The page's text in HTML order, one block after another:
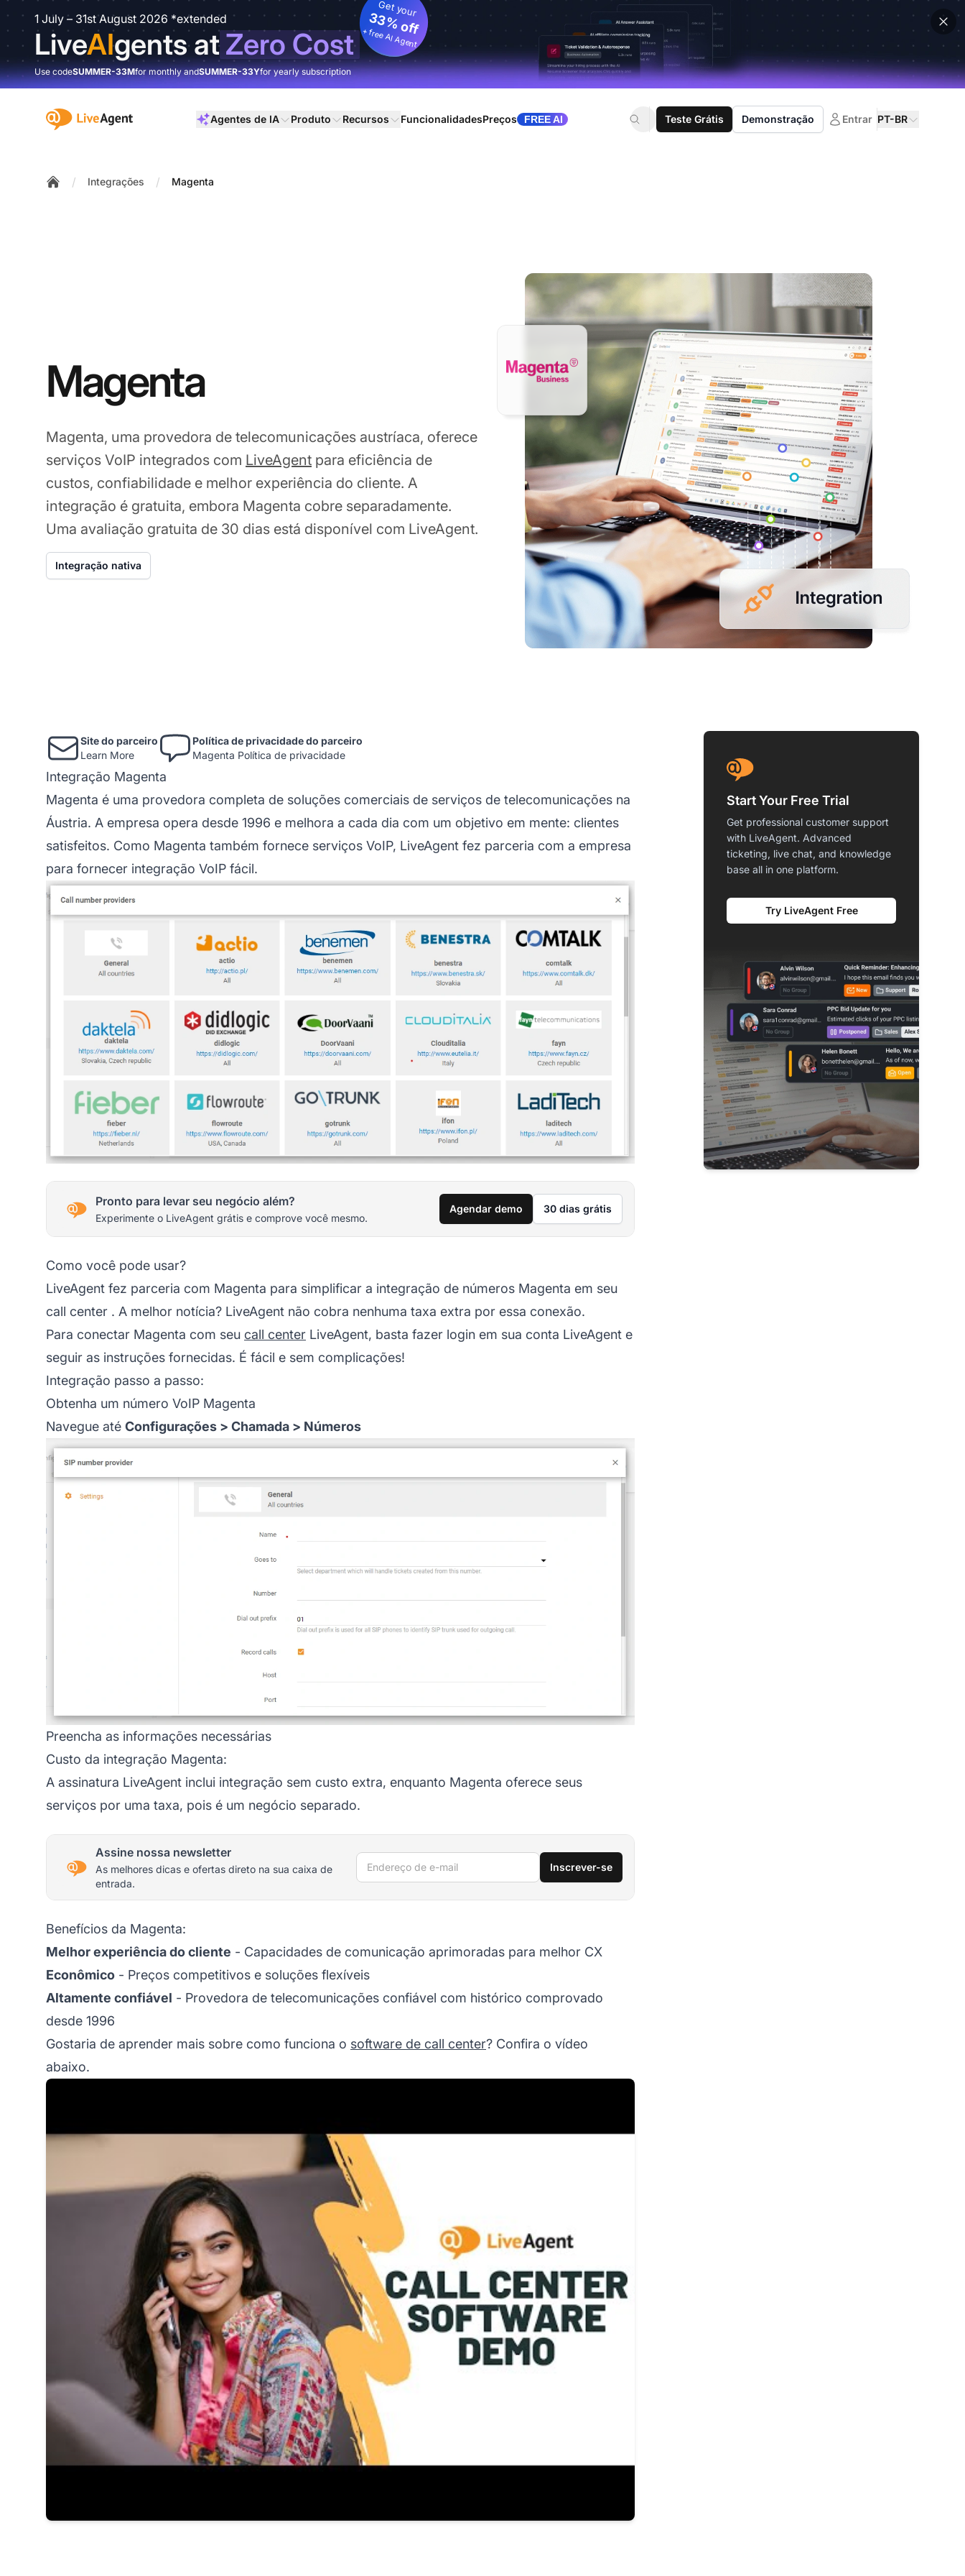
1 July – 31st August 2026 *extended
LiveAIgents atZero Cost
Get your
33% off
+ free AI Agent
Use codeSUMMER-33Mfor monthly andSUMMER-33Yfor yearly subscription
:site.title Agentes de IA Produto Recursos FuncionalidadesPreços FREE AI Teste Grátis Demonstração Entrar PT-BR
/ Integrações / Magenta
Magenta
Magenta, uma provedora de telecomunicações austríaca, oferece
serviços VoIP integrados com LiveAgent para eficiência de
custos, confiabilidade e melhor experiência do cliente. A
integração é gratuita, embora Magenta cobre separadamente.
Uma avaliação gratuita de 30 dias está disponível com LiveAgent.
Integração nativa
Site do parceiro
Learn More
Política de privacidade do parceiro
Magenta Política de privacidade
Integração Magenta
Magenta é uma provedora completa de soluções comerciais de serviços de telecomunicações na
Áustria. A empresa opera desde 1996 e melhora a cada dia com um objetivo em mente: clientes
satisfeitos. Como Magenta também fornece serviços VoIP, LiveAgent fez parceria com a empresa
para fornecer integração VoIP fácil.
Pronto para levar seu negócio além?
Experimente o LiveAgent grátis e comprove você mesmo.
Agendar demo 30 dias grátis
Como você pode usar?
LiveAgent fez parceria com Magenta para simplificar a integração de números Magenta em seu
call center . A melhor notícia? LiveAgent não cobra nenhuma taxa extra por essa conexão.
Para conectar Magenta com seu call center LiveAgent, basta fazer login em sua conta LiveAgent e
seguir as instruções fornecidas. É fácil e sem complicações!
Integração passo a passo:
Obtenha um número VoIP Magenta
Navegue até Configurações > Chamada > Números
Preencha as informações necessárias
Custo da integração Magenta:
A assinatura LiveAgent inclui integração sem custo extra, enquanto Magenta oferece seus
serviços por uma taxa, pois é um negócio separado.
Assine nossa newsletter
As melhores dicas e ofertas direto na sua caixa de
entrada.
Endereço de e-mail Inscrever-se
Benefícios da Magenta:
Melhor experiência do cliente - Capacidades de comunicação aprimoradas para melhor CX
Econômico - Preços competitivos e soluções flexíveis
Altamente confiável - Provedora de telecomunicações confiável com histórico comprovado
desde 1996
Gostaria de aprender mais sobre como funciona o software de call center? Confira o vídeo
abaixo.
Start Your Free Trial
Get professional customer support
with LiveAgent. Advanced
ticketing, live chat, and knowledge
base all in one platform.
Try LiveAgent Free